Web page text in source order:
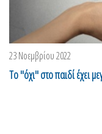
23 Νοεμβρίου 2022
Το "όχι" στο παιδί έχει